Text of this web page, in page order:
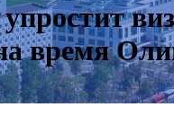
время